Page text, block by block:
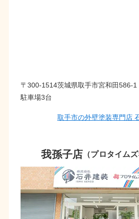
〒300-1514茨城県取手市宮和田586-1
駐車場3台
取手市の外壁塗装専門店
我孫子店 （プロタイム